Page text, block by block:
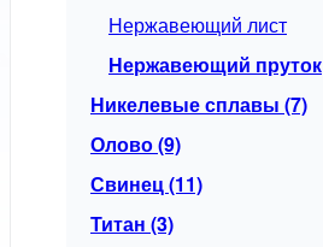
Нержавеющий лист
Нержавеющий пруток
Никелевые сплавы (7)
Олово (9)
Свинец (11)
Титан (3)